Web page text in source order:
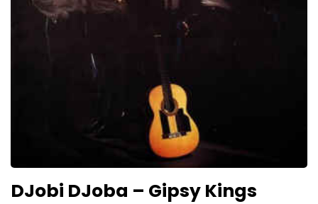
DJobi DJoba – Gipsy Kings